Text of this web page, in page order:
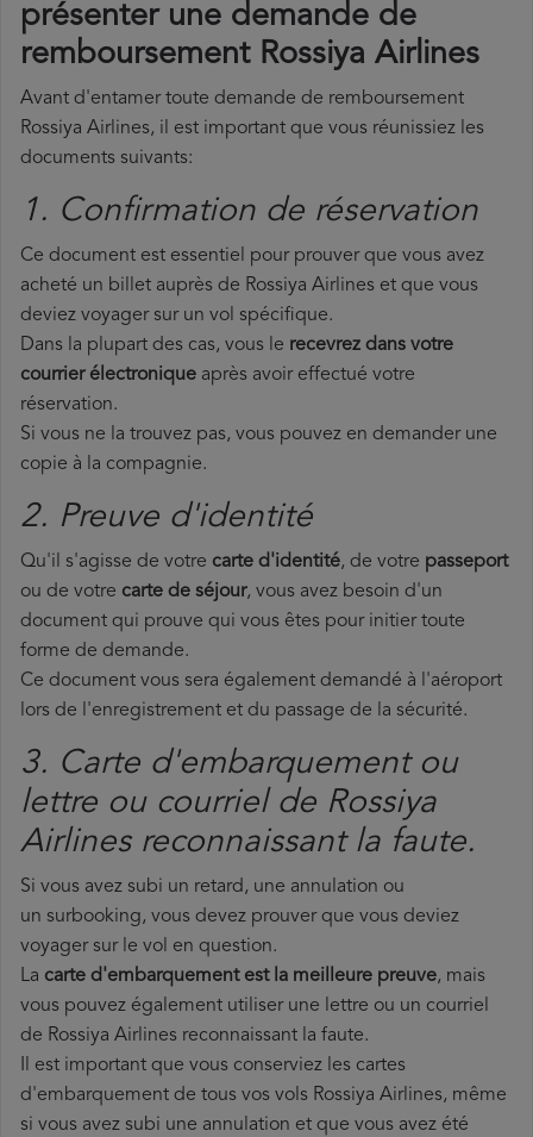
présenter une demande de
remboursement Rossiya Airlines
Avant d'entamer toute demande de remboursement
Rossiya Airlines, il est important que vous réunissiez les
documents suivants:
1. Confirmation de réservation
Ce document est essentiel pour prouver que vous avez
acheté un billet auprès de Rossiya Airlines et que vous
deviez voyager sur un vol spécifique.
Dans la plupart des cas, vous le recevrez dans votre
courrier électronique après avoir effectué votre
réservation.
Si vous ne la trouvez pas, vous pouvez en demander une
copie à la compagnie.
2. Preuve d'identité
Qu'il s'agisse de votre carte d'identité, de votre passeport
ou de votre carte de séjour, vous avez besoin d'un
document qui prouve qui vous êtes pour initier toute
forme de demande.
Ce document vous sera également demandé à l'aéroport
lors de l'enregistrement et du passage de la sécurité.
3. Carte d'embarquement ou
lettre ou courriel de Rossiya
Airlines reconnaissant la faute.
Si vous avez subi un retard, une annulation ou
un surbooking, vous devez prouver que vous deviez
voyager sur le vol en question.
La carte d'embarquement est la meilleure preuve, mais
vous pouvez également utiliser une lettre ou un courriel
de Rossiya Airlines reconnaissant la faute.
Il est important que vous conserviez les cartes
d'embarquement de tous vos vols Rossiya Airlines, même
si vous avez subi une annulation et que vous avez été